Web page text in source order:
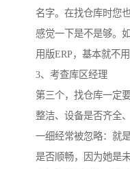
名字。在找仓库时您
感觉一下是不是够。
用版ERP，基本就不
3、考查库区经理
第三个，找仓库一定
整洁、设备是否齐全
一细经常被忽略：就
是否顺畅，因为她是